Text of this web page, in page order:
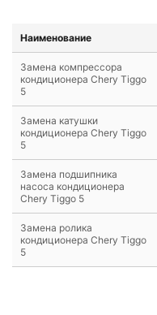
Наименование
Замена компрессора
кондиционера Chery Tiggo
5
Замена катушки
кондиционера Chery Tiggo
5
Замена подшипника
насоса кондиционера
Chery Tiggo 5
Замена ролика
кондиционера Chery Tiggo
5